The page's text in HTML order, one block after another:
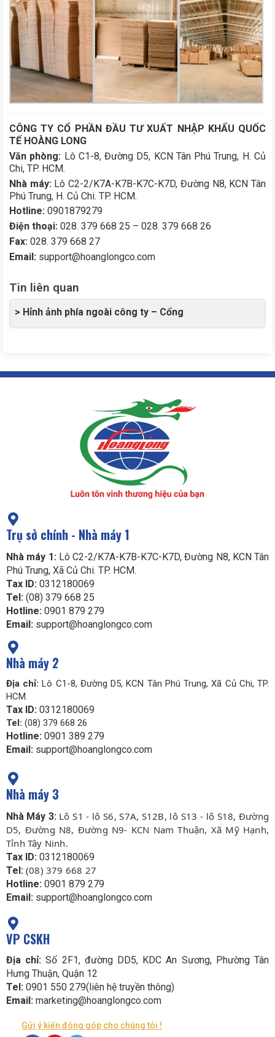
CÔNG TY CỔ PHẦN ĐẦU TƯ XUẤT NHẬP KHẨU QUỐC
TẾ HOÀNG LONG
Văn phòng: Lô C1-8, Đường D5, KCN Tân Phú Trung, H. Củ
Chi, TP. HCM.
Nhà máy: Lô C2-2/K7A-K7B-K7C-K7D, Đường N8, KCN Tân
Phú Trung, H. Củ Chi. TP. HCM.
Hotline: 0901879279
Điện thoại: 028. 379 668 25 – 028. 379 668 26
Fax: 028. 379 668 27
Email: support@hoanglongco.com
Tin liên quan
> Hỉnh ảnh phía ngoài công ty – Cổng
Trụ sở chính - Nhà máy 1
Nhà máy 1:Lô C2-2/K7A-K7B-K7C-K7D, Đường N8, KCN Tân
Phú Trung, Xã Củ Chi. TP. HCM.
Tax ID: 0312180069
Tel: (08) 379 668 25
Hotline: 0901 879 279
Email: support@hoanglongco.com
Nhà máy 2
Địa chỉ: Lô C1-8, Đường D5, KCN Tân Phú Trung, Xã Củ Chi, TP.
HCM.
Tax ID: 0312180069
Tel: (08) 379 668 26
Hotline: 0901 389 279
Email: support@hoanglongco.com
Nhà máy 3
Nhà Máy 3: Lô S1 - lô S6, S7A, S12B, lô S13 - lô S18, Đường
D5, Đường N8, Đường N9- KCN Nam Thuận, Xã Mỹ Hạnh,
Tỉnh Tây Ninh.
Tax ID: 0312180069
Tel: (08) 379 668 27
Hotline: 0901 879 279
Email: support@hoanglongco.com
VP CSKH
Địa chỉ: Số 2F1, đường DD5, KDC An Sương, Phường Tân
Hưng Thuận, Quận 12
Tel: 0901 550 279(liên hệ truyền thông)
Email: marketing@hoanglongco.com
Gửi ý kiến đóng góp cho chúng tôi !